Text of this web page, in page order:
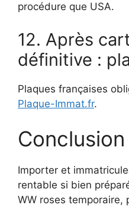
procédure que USA.
12. Après
définitive :
Plaques françaises
Plaque-Immat.fr.
Conclusion
Importer et
rentable si bien
WW roses temporaire,